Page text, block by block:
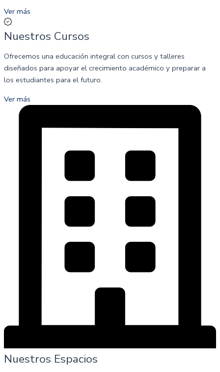
Ver más
Nuestros Cursos
Ofrecemos una educación integral con cursos y talleres
diseñados para apoyar el crecimiento académico y preparar a
los estudiantes para el futuro.
Ver más
Nuestros Espacios